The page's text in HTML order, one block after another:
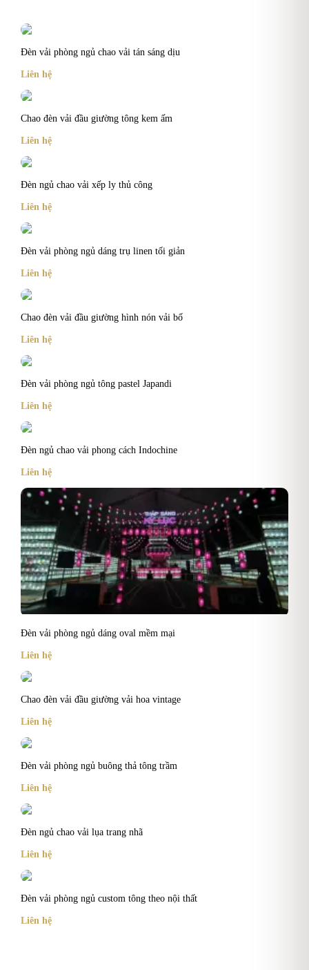
Đèn vải phòng ngủ chao vải tán sáng dịu
Liên hệ
Chao đèn vải đầu giường tông kem ấm
Liên hệ
Đèn ngủ chao vải xếp ly thủ công
Liên hệ
Đèn vải phòng ngủ dáng trụ linen tối giản
Liên hệ
Chao đèn vải đầu giường hình nón vải bố
Liên hệ
Đèn vải phòng ngủ tông pastel Japandi
Liên hệ
Đèn ngủ chao vải phong cách Indochine
Liên hệ
Đèn vải phòng ngủ dáng oval mềm mại
Liên hệ
Chao đèn vải đầu giường vải hoa vintage
Liên hệ
Đèn vải phòng ngủ buông thả tông trầm
Liên hệ
Đèn ngủ chao vải lụa trang nhã
Liên hệ
Đèn vải phòng ngủ custom tông theo nội thất
Liên hệ